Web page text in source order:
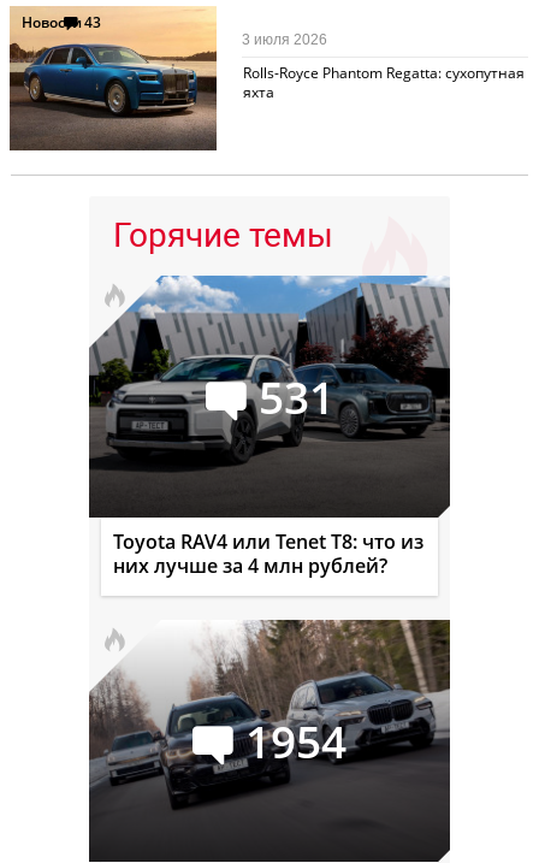
Новости43
Rolls-Royce Phantom Regatta: сухопутная
яхта
3 июля 2026
Горячие темы
531
Toyota RAV4 или Tenet T8: что из
них лучше за 4 млн рублей?
1954